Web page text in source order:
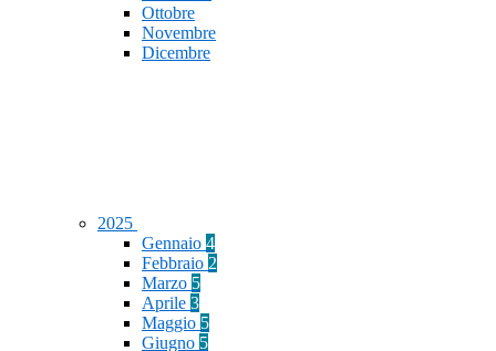
Ottobre
Novembre
Dicembre
2025
Gennaio 4
Febbraio 2
Marzo 5
Aprile 3
Maggio 5
Giugno 5